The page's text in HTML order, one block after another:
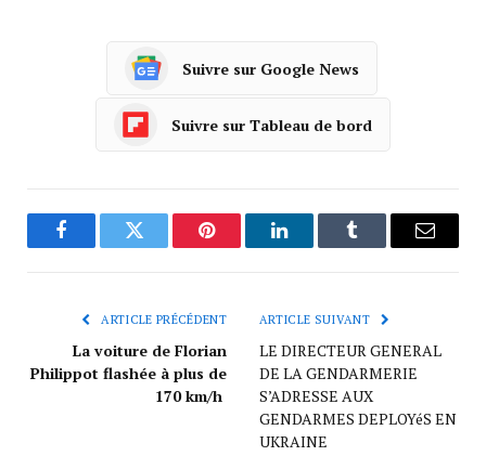
Suivre sur Google News
Suivre sur Tableau de bord
FacebookTwitter Pinterest LinkedInTumblr
ARTICLE PRÉCÉDENT
La voiture de Florian
Philippot flashée à plus de
170 km/h
ARTICLE SUIVANT
LE DIRECTEUR GENERAL
DE LA GENDARMERIE
S’ADRESSE AUX
GENDARMES DEPLOYéS EN
UKRAINE